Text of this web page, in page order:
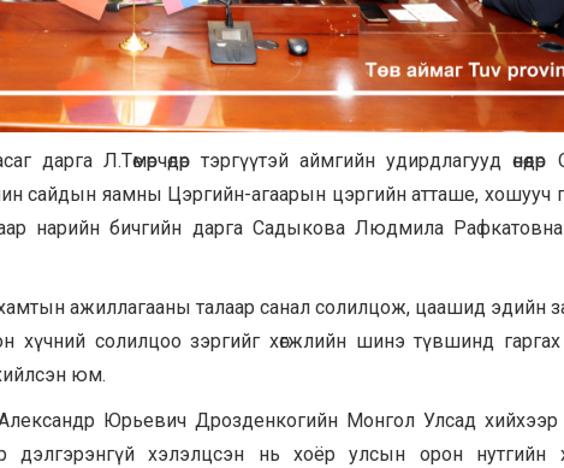
Л.Төмөрчөдөр тэргүүтэй аймгийн удирдлагууд
сайдын яамны Цэргийн-агаарын цэргийн атташе, хошууч
нарийн бичгийн дарга Садыкова Людмила
ажиллагааны талаар санал солилцож, цаашид эдийн
солилцоо зэргийг хөгжлийн шинэ түвшинд гаргах
юм.
Юрьевич Дрозденкогийн Монгол Улсад хийхээр
дэлгэрэнгүй хэлэлцсэн нь хоёр улсын орон нутгийн